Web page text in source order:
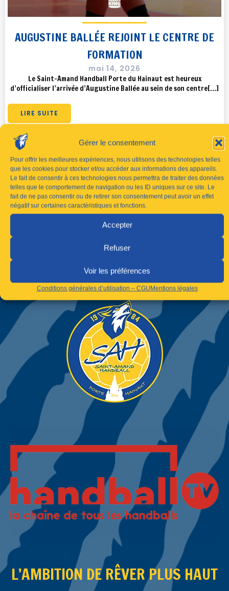
Gérer le consentement
Pour offrir les meilleures expériences, nous utilisons des technologies telles
que les cookies pour stocker et/ou accéder aux informations des appareils.
Le fait de consentir à ces technologies nous permettra de traiter des données
telles que le comportement de navigation ou les ID uniques sur ce site. Le
fait de ne pas consentir ou de retirer son consentement peut avoir un effet
négatif sur certaines caractéristiques et fonctions.
Accepter
Refuser
Voir les préférences
Conditions générales d’utilisation – CGUMentions légales
AUGUSTINE BALLÉE REJOINT LE CENTRE DE
FORMATION
mai 14, 2026
Le Saint-Amand Handball Porte du Hainaut est heureux
d’officialiser l’arrivée d’Augustine Ballée au sein de son centre[…]
LIRE SUITE
L’AMBITION DE RÊVER PLUS HAUT